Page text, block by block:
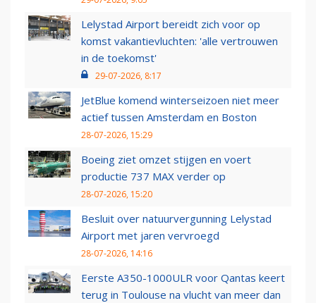
Lelystad Airport bereidt zich voor op
komst vakantievluchten: 'alle vertrouwen
in de toekomst'
29-07-2026, 8:17
JetBlue komend winterseizoen niet meer
actief tussen Amsterdam en Boston
28-07-2026, 15:29
Boeing ziet omzet stijgen en voert
productie 737 MAX verder op
28-07-2026, 15:20
Besluit over natuurvergunning Lelystad
Airport met jaren vervroegd
28-07-2026, 14:16
Eerste A350-1000ULR voor Qantas keert
terug in Toulouse na vlucht van meer dan